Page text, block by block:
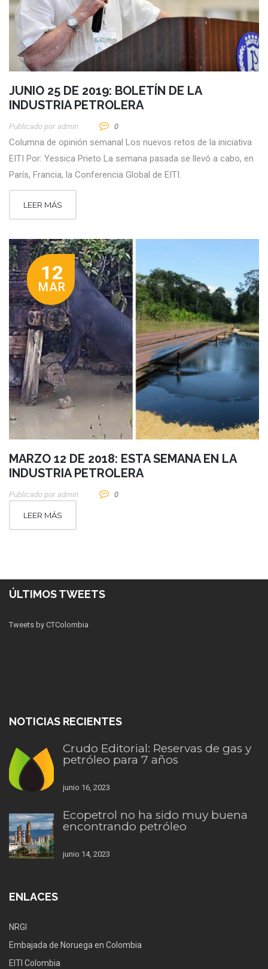
JUNIO 25 DE 2019: BOLETÍN DE LA
INDUSTRIA PETROLERA
Publicado por Admin 0
Columna de opinión semanal Los nuevos retos de la iniciativa
EITI Por: Yessica Prieto La semana pasada se llevó a cabo, en
París, Francia, la Conferencia Global de EITI.
LEER MÁS
12
MAR
MARZO 12 DE 2018: ESTA SEMANA EN LA
INDUSTRIA PETROLERA
Publicado por Admin 0
LEER MÁS
ÚLTIMOS TWEETS
Tweets by CTColombia
NOTICIAS RECIENTES
Crudo Editorial: Reservas de gas y
petróleo para 7 años
junio 16, 2023
Ecopetrol no ha sido muy buena
encontrando petróleo
junio 14, 2023
ENLACES
NRGI
Embajada de Noruega en Colombia
EITI Colombia